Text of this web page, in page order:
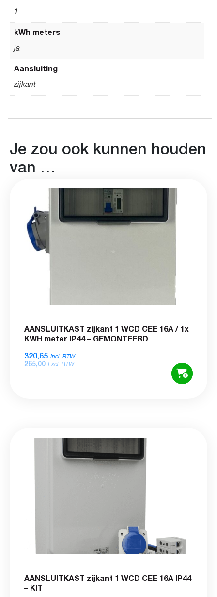
1
kWh meters
ja
Aansluiting
zijkant
Je zou ook kunnen houden
van …
AANSLUITKAST zijkant 1 WCD CEE 16A / 1x
KWH meter IP44 – GEMONTEERD
320,65 Incl. BTW
265,00 Excl. BTW
AANSLUITKAST zijkant 1 WCD CEE 16A IP44
– KIT